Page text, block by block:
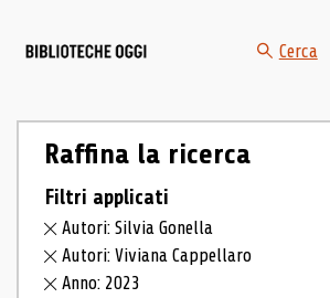
Cerca
Raffina la ricerca
Filtri applicati
Autori: Silvia Gonella
Autori: Viviana Cappellaro
Anno: 2023